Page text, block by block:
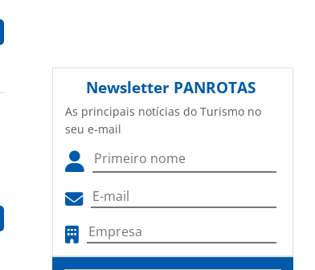
Newsletter PANROTAS
As principais notícias do Turismo no
seu e-mail